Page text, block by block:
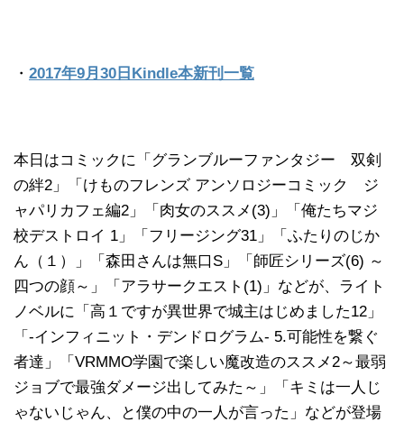
・ 2017年9月30日Kindle本新刊一覧
本日はコミックに「グランブルーファンタジー 双剣
の絆2」「けものフレンズ アンソロジーコミック ジ
ャパリカフェ編2」「肉女のススメ(3)」「俺たちマジ
校デストロイ 1」「フリージング31」「ふたりのじか
ん（１）」「森田さんは無口S」「師匠シリーズ(6) ～
四つの顔～」「アラサークエスト(1)」などが、ライト
ノベルに「高１ですが異世界で城主はじめました12」
「 -インフィニット・デンドログラム- 5.可能性を繋ぐ
者達」「VRMMO学園で楽しい魔改造のススメ2～最弱
ジョブで最強ダメージ出してみた～」「キミは一人じ
ゃないじゃん、と僕の中の一人が言った」などが登場